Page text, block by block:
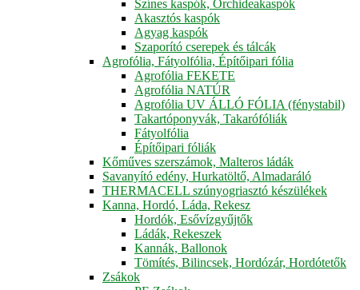
Színes kaspók, Orchideakaspók
Akasztós kaspók
Agyag kaspók
Szaporító cserepek és tálcák
Agrofólia, Fátyolfólia, Építőipari fólia
Agrofólia FEKETE
Agrofólia NATÚR
Agrofólia UV ÁLLÓ FÓLIA (fénystabil)
Takartóponyvák, Takarófóliák
Fátyolfólia
Építőipari fóliák
Kőműves szerszámok, Malteros ládák
Savanyító edény, Hurkatöltő, Almadaráló
THERMACELL szúnyogriasztó készülékek
Kanna, Hordó, Láda, Rekesz
Hordók, Esővízgyűjtők
Ládák, Rekeszek
Kannák, Ballonok
Tömítés, Bilincsek, Hordózár, Hordótetők
Zsákok